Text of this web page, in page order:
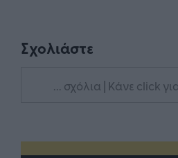
Σχολιάστε
... σχόλια | Κάνε click